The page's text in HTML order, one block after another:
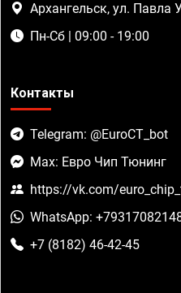
Архангельск, ул. Павла
Пн-Сб | 09:00 - 19:00
Контакты
Telegram: @EuroCT_bot
Max: Евро Чип Тюнинг
https://vk.com/
WhatsApp:
+7 (8182) 46-42-45